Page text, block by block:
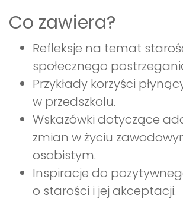
Co zawiera?
Refleksje na temat
społecznego
Przykłady korzyści
w przedszkolu.
Wskazówki dotyczące
zmian w życiu
osobistym.
Inspiracje do
o starości i jej akceptacji.